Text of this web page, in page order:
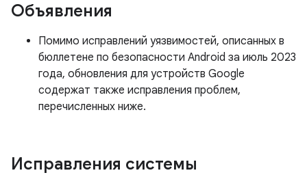
Объявления
Помимо исправлений уязвимостей, описанных в
бюллетене по безопасности Android за июль 2023
года, обновления для устройств Google
содержат также исправления проблем,
перечисленных ниже.
Исправления системы